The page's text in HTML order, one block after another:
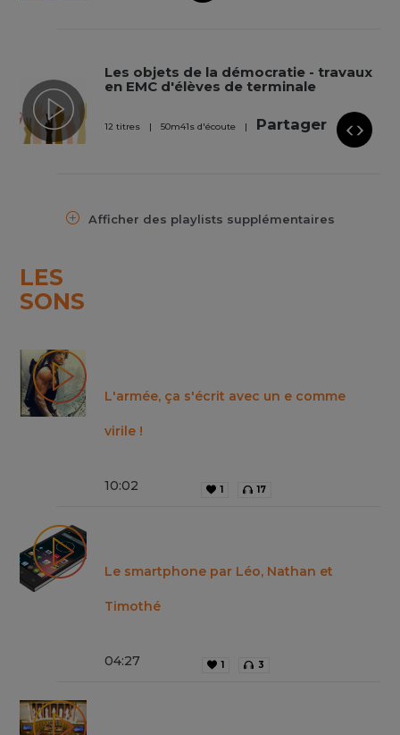
Les objets de la démocratie - travaux
en EMC d'élèves de terminale
12 titres 50m41s d'écoute Partager
Afficher des playlists supplémentaires
LES
SONS
L'armée, ça s'écrit avec un e comme
virile !
10:02 1 17
Le smartphone par Léo, Nathan et
Timothé
04:27 1 3